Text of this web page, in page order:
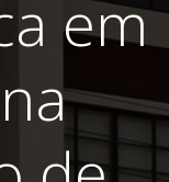
em